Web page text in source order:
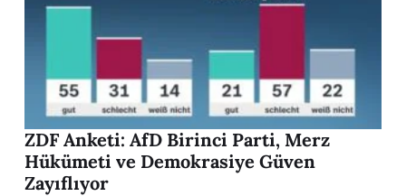
ZDF Anketi: AfD Birinci Parti, Merz
Hükümeti ve Demokrasiye Güven
Zayıflıyor